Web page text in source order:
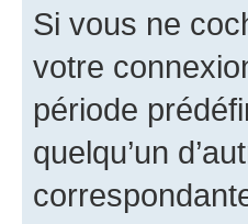
Si vous ne
votre
période
quelqu’un